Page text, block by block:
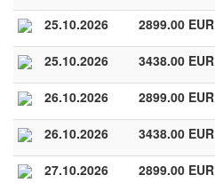
25.10.2026 2899.00 EUR
25.10.2026 3438.00 EUR
26.10.2026 2899.00 EUR
26.10.2026 3438.00 EUR
27.10.2026 2899.00 EUR